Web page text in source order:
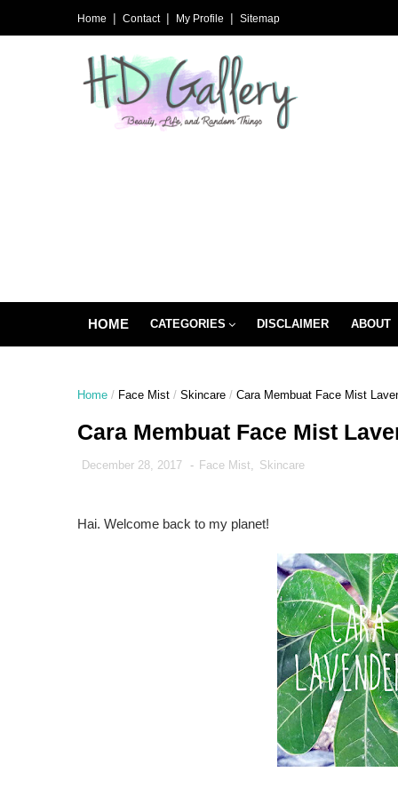
Home Contact My Profile Sitemap
HOME CATEGORIES DISCLAIMER ABOUT
Home / Face Mist / Skincare / Cara Membuat Face Mist
Cara Membuat Face Mist
December 28, 2017 - Face Mist, Skincare
Hai. Welcome back to my planet!